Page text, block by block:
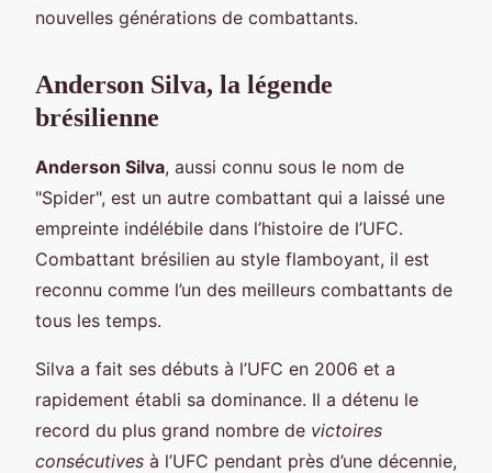
nouvelles générations de combattants.
Anderson Silva, la légende
brésilienne
Anderson Silva, aussi connu sous le nom de
"Spider", est un autre combattant qui a laissé une
empreinte indélébile dans l’histoire de l’UFC.
Combattant brésilien au style flamboyant, il est
reconnu comme l’un des meilleurs combattants de
tous les temps.
Silva a fait ses débuts à l’UFC en 2006 et a
rapidement établi sa dominance. Il a détenu le
record du plus grand nombre de victoires
consécutives à l’UFC pendant près d’une décennie,